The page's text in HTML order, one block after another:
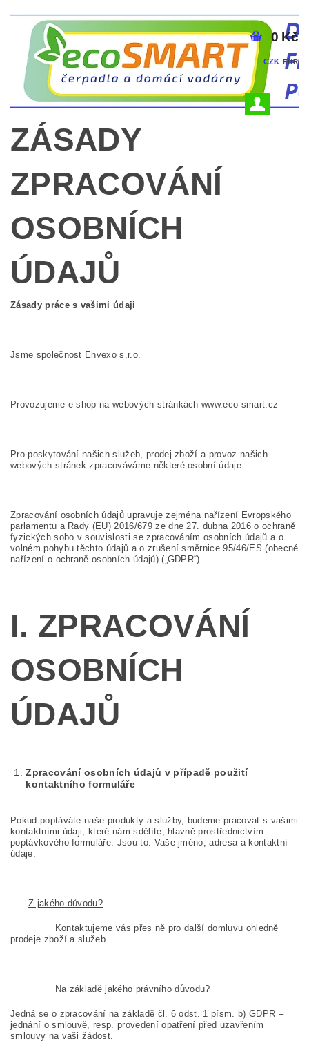
CZK EUR
0 Kč
ZÁSADY
ZPRACOVÁNÍ
OSOBNÍCH
ÚDAJŮ
Zásady práce s vašimi údaji
Jsme společnost Envexo s.r.o.
Provozujeme e-shop na webových stránkách www.eco-smart.cz
Pro poskytování našich služeb, prodej zboží a provoz našich
webových stránek zpracováváme některé osobní údaje.
Zpracování osobních údajů upravuje zejména nařízení Evropského
parlamentu a Rady (EU) 2016/679 ze dne 27. dubna 2016 o ochraně
fyzických sobo v souvislosti se zpracováním osobních údajů a o
volném pohybu těchto údajů a o zrušení směrnice 95/46/ES (obecné
nařízení o ochraně osobních údajů) („GDPR“)
I. ZPRACOVÁNÍ
OSOBNÍCH
ÚDAJŮ
Zpracování osobních údajů v případě použití
kontaktního formuláře
Pokud poptáváte naše produkty a služby, budeme pracovat s vašimi
kontaktními údaji, které nám sdělíte, hlavně prostřednictvím
poptávkového formuláře. Jsou to: Vaše jméno, adresa a kontaktní
údaje.
Z jakého důvodu?
Kontaktujeme vás přes ně pro další domluvu ohledně
prodeje zboží a služeb.
Na základě jakého právního důvodu?
Jedná se o zpracování na základě čl. 6 odst. 1 písm. b) GDPR –
jednání o smlouvě, resp. provedení opatření před uzavřením
smlouvy na vaši žádost.